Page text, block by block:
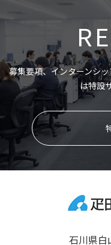
募集要項、インターンシ
は特設
石川県白